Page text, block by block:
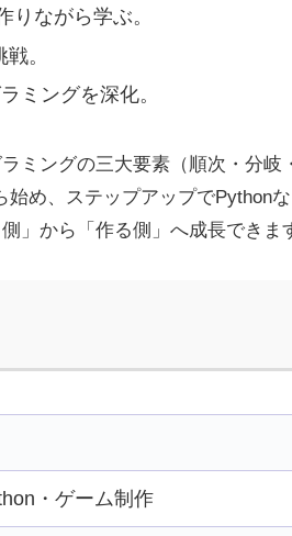
ながら学ぶ。
。
ミングを深化。
ミングの三大要素（順次・分岐
め、ステップアップでPython
」から「作る側」へ成長できま
・ゲーム制作